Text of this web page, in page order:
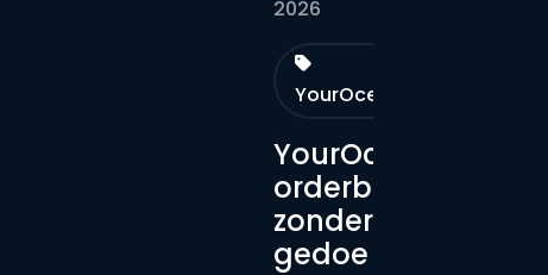
YourOceanz:
orderbeheer
zonder
gedoe
2026
YourOceanz